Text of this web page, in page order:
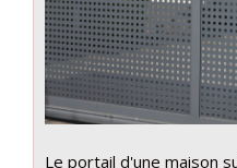
Le portail d'une maison